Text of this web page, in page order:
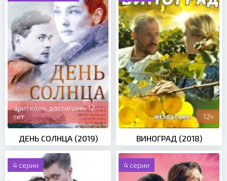
зрителям, достигшим 12
лет
ДЕНЬ СОЛНЦА (2019)
12+
ВИНОГРАД (2018)
4 серии 4 серии